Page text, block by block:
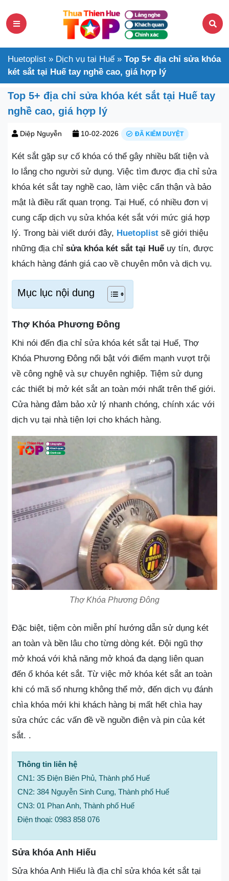
Huetoplist » Dịch vụ tại Huế » Top 5+ địa chỉ sửa khóa
két sắt tại Huế tay nghề cao, giá hợp lý
Top 5+ địa chỉ sửa khóa két sắt tại Huế tay
nghề cao, giá hợp lý
Diệp Nguyễn 10-02-2026 ĐÃ KIỂM DUYỆT
Két sắt gặp sự cố khóa có thể gây nhiều bất tiện và
lo lắng cho người sử dụng. Việc tìm được địa chỉ sửa
khóa két sắt tay nghề cao, làm việc cẩn thận và bảo
mật là điều rất quan trọng. Tại Huế, có nhiều đơn vị
cung cấp dịch vụ sửa khóa két sắt với mức giá hợp
lý. Trong bài viết dưới đây, Huetoplist sẽ giới thiệu
những địa chỉ sửa khóa két sắt tại Huếuy tín, được
khách hàng đánh giá cao về chuyên môn và dịch vụ.
Mục lục nội dung
Thợ Khóa Phương Đông
Khi nói đến địa chỉ sửa khóa két sắt tại Huế, Thợ
Khóa Phương Đông nổi bật với điểm mạnh vượt trội
về công nghệ và sự chuyên nghiệp. Tiệm sử dụng
các thiết bị mở két sắt an toàn mới nhất trên thế giới.
Cửa hàng đảm bảo xử lý nhanh chóng, chính xác với
dịch vụ tại nhà tiện lợi cho khách hàng.
Thợ Khóa Phương Đông
Đặc biệt, tiệm còn miễn phí hướng dẫn sử dụng két
an toàn và bền lâu cho từng dòng két. Đội ngũ thợ
mở khoá với khả năng mở khoá đa dạng liên quan
đến ổ khóa két sắt. Từ việc mở khóa két sắt an toàn
khi có mã số nhưng không thể mở, đến dịch vụ đánh
chìa khóa mới khi khách hàng bị mất hết chìa hay
sửa chức các vấn đề về nguồn điện và pin của két
sắt. .
Thông tin liên hệ
CN1: 35 Điện Biên Phủ, Thành phố Huế
CN2: 384 Nguyễn Sinh Cung, Thành phố Huế
CN3: 01 Phan Anh, Thành phố Huế
Điện thoại: 0983 858 076
Sửa khóa Anh Hiếu
Sửa khóa Anh Hiếu là địa chỉ sửa khóa két sắt tại